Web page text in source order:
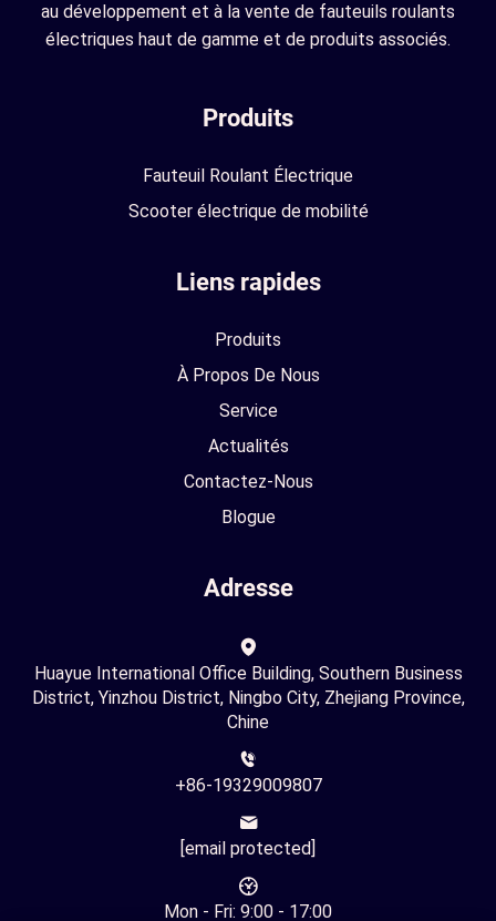
au développement et à la vente de fauteuils roulants
électriques haut de gamme et de produits associés.
Produits
Fauteuil Roulant Électrique
Scooter électrique de mobilité
Liens rapides
Produits
À Propos De Nous
Service
Actualités
Contactez-Nous
Blogue
Adresse
Huayue International Office Building, Southern Business
District, Yinzhou District, Ningbo City, Zhejiang Province,
Chine
+86-19329009807
[email protected]
Mon - Fri: 9:00 - 17:00